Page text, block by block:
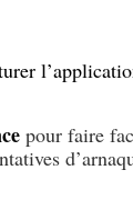
pour faire